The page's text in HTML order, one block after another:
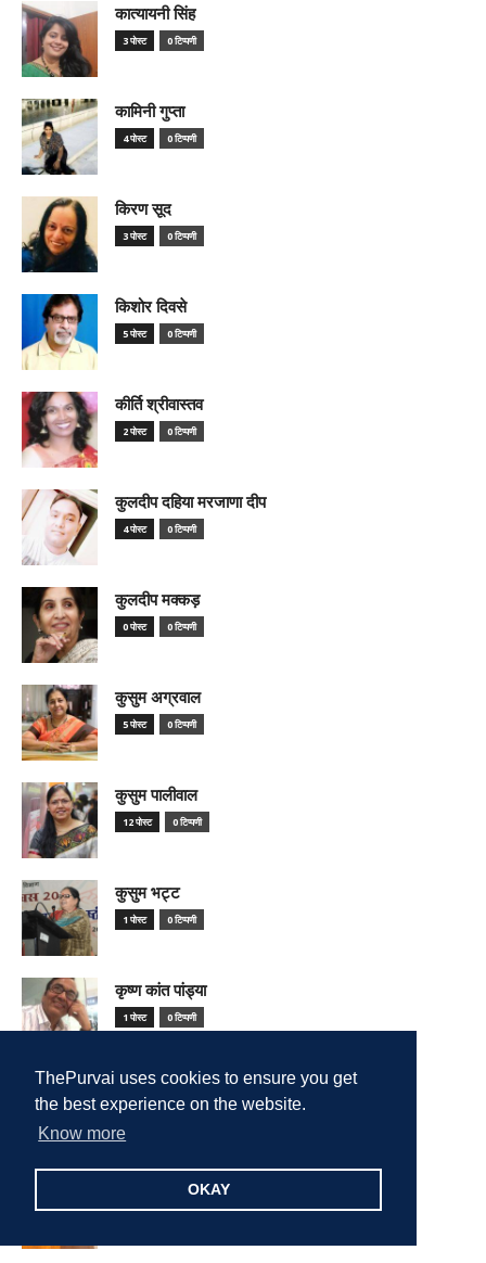
ThePurvai uses cookies to ensure you get
the best experience on the website.
Know more
OKAY
कात्यायनी सिंह
3 पोस्ट 0 टिप्पणी
कामिनी गुप्ता
4 पोस्ट 0 टिप्पणी
किरण सूद
3 पोस्ट 0 टिप्पणी
किशोर दिवसे
5 पोस्ट 0 टिप्पणी
कीर्ति श्रीवास्तव
2 पोस्ट 0 टिप्पणी
कुलदीप दहिया मरजाणा दीप
4 पोस्ट 0 टिप्पणी
कुलदीप मक्कड़
0 पोस्ट 0 टिप्पणी
कुसुम अग्रवाल
5 पोस्ट 0 टिप्पणी
कुसुम पालीवाल
12 पोस्ट 0 टिप्पणी
कुसुम भट्ट
1 पोस्ट 0 टिप्पणी
कृष्ण कांत पांड्या
1 पोस्ट 0 टिप्पणी
केशव निगम
1 पोस्ट 0 टिप्पणी
1 पोस्ट 0 टिप्पणी